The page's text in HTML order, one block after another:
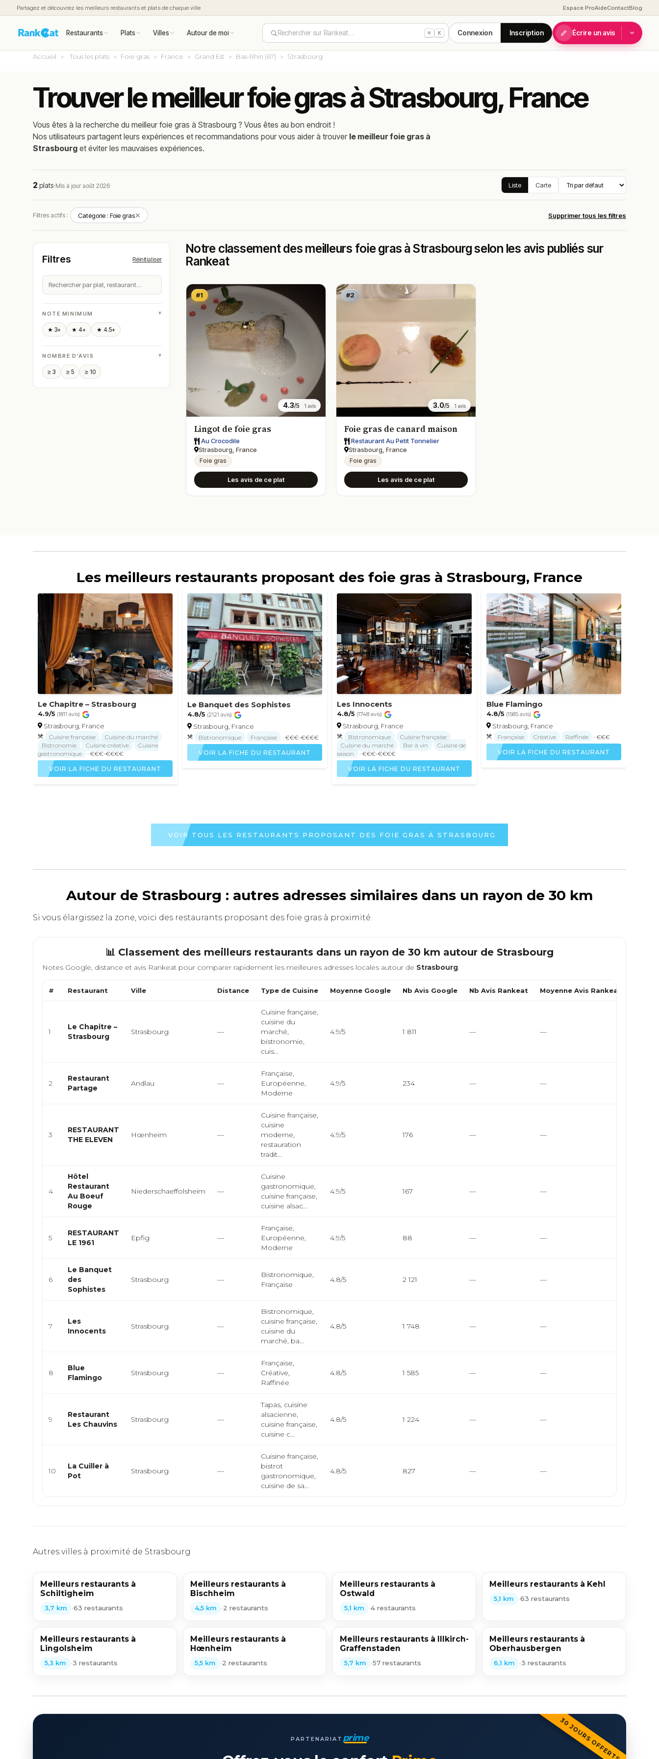
Partagez et découvrez les meilleurs restaurants et plats de chaque ville Espace ProAideContactBlog
Restaurants Plats Villes Autour de moi Rechercher sur Rankeat… ⌘ K Connexion Inscription Écrire un avis
Accueil Tous les plats Foie gras France Grand Est Bas-Rhin (67) Strasbourg
Trouver le meilleur foie gras à Strasbourg, France
Vous êtes à la recherche du meilleurfoie gras àStrasbourg ? Vous êtes au bon endroit !
Nos utilisateurs partagent leurs expériences et recommandations pour vous aider à trouver le meilleur foie gras à
Strasbourg et éviter les mauvaises expériences.
2 plats·Mis à jour août 2026 Liste Carte
Filtres actifs : Catégorie : Foie gras✕ Supprimer tous les filtres
Filtres Réinitialiser
NOTE MINIMUM ˅
★ 3+ ★ 4+ ★ 4.5+
NOMBRE D'AVIS ˅
≥ 3 ≥ 5 ≥ 10
Notre classement des meilleurs foie gras à Strasbourg selon les avis publiés sur
Rankeat
#1
4.3/5 1 avis
Lingot de foie gras
Au Crocodile
Strasbourg, France
Foie gras
Les avis de ce plat
#2
3.0/5 1 avis
Foie gras de canard maison
Restaurant Au Petit Tonnelier
Strasbourg, France
Foie gras
Les avis de ce plat
Les meilleurs restaurants proposant des foie gras à Strasbourg, France
Le Chapitre – Strasbourg
4.9/5 (1811 avis)
Strasbourg, France
Cuisine française
Cuisine du marché
Bistronomie
Cuisine créative
Cuisine
gastronomique
· €€€-€€€€
VOIR LA FICHE DU RESTAURANT
Le Banquet des Sophistes
4.8/5 (2121 avis)
Strasbourg, France
Bistronomique Française · €€€-€€€€
VOIR LA FICHE DU RESTAURANT
Les Innocents
4.8/5 (1748 avis)
Strasbourg, France
Bistronomique
Cuisine française
Cuisine du marché
Bar à vin
Cuisine de
saison
· €€€-€€€€
VOIR LA FICHE DU RESTAURANT
Blue Flamingo
4.8/5 (1585 avis)
Strasbourg, France
Française Créative Raffinée · €€€
VOIR LA FICHE DU RESTAURANT
VOIR TOUS LES RESTAURANTS PROPOSANT DES FOIE GRAS À STRASBOURG
Autour de Strasbourg : autres adresses similaires dans un rayon de 30 km
Si vous élargissez la zone, voici des restaurants proposant des foie gras à proximité.
📊 Classement des meilleurs restaurants dans un rayon de 30 km autour de Strasbourg
Notes Google, distance et avis Rankeat pour comparer rapidement les meilleures adresses locales autour de Strasbourg
# Restaurant Ville Distance Type de Cuisine Moyenne Google Nb Avis Google Nb Avis Rankeat Moyenne Avis Rankeat
1
Le Chapitre –
Strasbourg
Strasbourg —
Cuisine française,
cuisine du
marché,
bistronomie,
cuis...
4.9/5 1 811 — —
2
Restaurant
Partage
Andlau —
Française,
Européenne,
Moderne
4.9/5 234 — —
3
RESTAURANT
THE ELEVEN
Hœnheim —
Cuisine française,
cuisine
moderne,
restauration
tradit...
4.9/5 176 — —
4
Hôtel
Restaurant
Au Boeuf
Rouge
Niederschaeffolsheim —
Cuisine
gastronomique,
cuisine française,
cuisine alsac...
4.9/5 167 — —
5
RESTAURANT
LE 1961
Epfig —
Française,
Européenne,
Moderne
4.9/5 88 — —
6
Le Banquet
des
Sophistes
Strasbourg —
Bistronomique,
Française
4.8/5 2 121 — —
7
Les
Innocents
Strasbourg —
Bistronomique,
cuisine française,
cuisine du
marché, ba...
4.8/5 1 748 — —
8
Blue
Flamingo
Strasbourg —
Française,
Créative,
Raffinée
4.8/5 1 585 — —
9
Restaurant
Les Chauvins
Strasbourg —
Tapas, cuisine
alsacienne,
cuisine française,
cuisine c...
4.8/5 1 224 — —
10
La Cuiller à
Pot
Strasbourg —
Cuisine française,
bistrot
gastronomique,
cuisine de sa...
4.8/5 827 — —
Autres villes à proximité de Strasbourg
Meilleurs restaurants à
Schiltigheim
3,7 km •63 restaurants
Meilleurs restaurants à
Bischheim
4,5 km •2 restaurants
Meilleurs restaurants à
Ostwald
5,1 km •4 restaurants
Meilleurs restaurants à Kehl
5,1 km •63 restaurants
Meilleurs restaurants à
Lingolsheim
5,3 km •3 restaurants
Meilleurs restaurants à
Hœnheim
5,5 km •2 restaurants
Meilleurs restaurants à Illkirch-
Graffenstaden
5,7 km •57 restaurants
Meilleurs restaurants à
Oberhausbergen
6,1 km •3 restaurants
30 JOURS OFFERTS
PARTENARIAT prime